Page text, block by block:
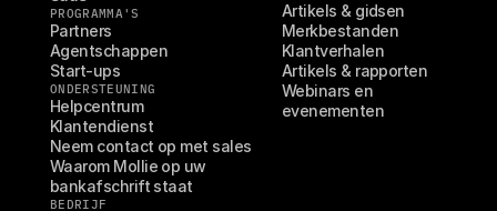
PROGRAMMA'S
Partners
Agentschappen
Start-ups
ONDERSTEUNING
Helpcentrum
Klantendienst
Neem contact op met sales
Waarom Mollie op uw
bankafschrift staat
BEDRIJF
Artikels & gidsen
Merkbestanden
Klantverhalen
Artikels & rapporten
Webinars en
evenementen